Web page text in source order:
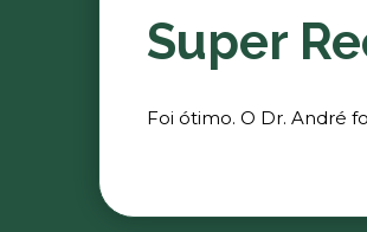
Super
Foi ótimo. O Dr. André